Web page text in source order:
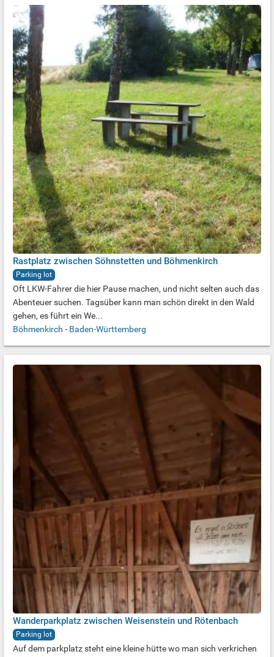
Rastplatz zwischen Söhnstetten und Böhmenkirch
Parking lot
Oft LKW-Fahrer die hier Pause machen, und nicht selten auch das
Abenteuer suchen. Tagsüber kann man schön direkt in den Wald
gehen, es führt ein We...
Böhmenkirch - Baden-Württemberg
Wanderparkplatz zwischen Weisenstein und Rötenbach
Parking lot
Auf dem parkplatz steht eine kleine hütte wo man sich verkrichen